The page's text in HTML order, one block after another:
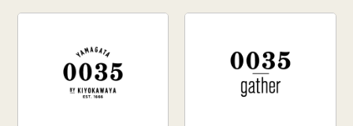
# 福原鮮魚店
# 上山市